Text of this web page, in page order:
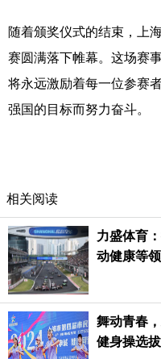
随着颁奖仪式的结束，上
赛圆满落下帷幕。这场赛
将永远激励着每一位参赛
强国的目标而努力奋斗。
相关阅读
力盛体育
动健康等
舞动青春
健身操选